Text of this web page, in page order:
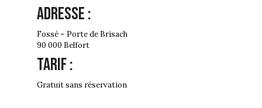
Adresse :
Fossé – Porte de Brisach
90 000 Belfort
Tarif :
Gratuit sans réservation